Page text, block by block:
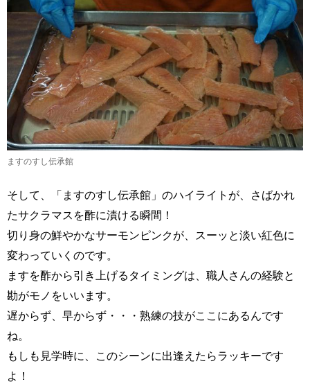
ますのすし伝承館
そして、「ますのすし伝承館」のハイライトが、さばかれ
たサクラマスを酢に漬ける瞬間！
切り身の鮮やかなサーモンピンクが、スーッと淡い紅色に
変わっていくのです。
ますを酢から引き上げるタイミングは、職人さんの経験と
勘がモノをいいます。
遅からず、早からず・・・熟練の技がここにあるんです
ね。
もしも見学時に、このシーンに出逢えたらラッキーです
よ！